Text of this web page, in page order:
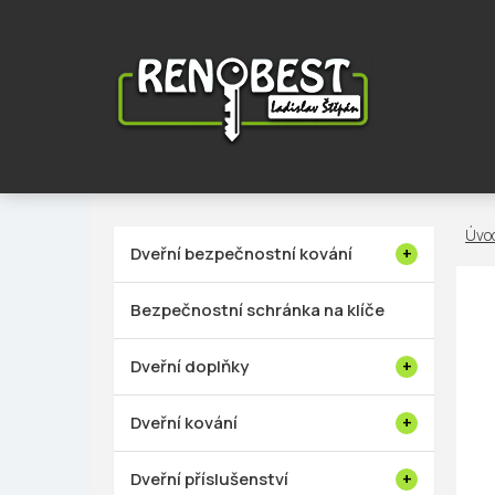
Dveřní bezpečnostní kování
Bezpečnostní schránka na klíče
Dveřní doplňky
Dveřní kování
Dveřní příslušenství